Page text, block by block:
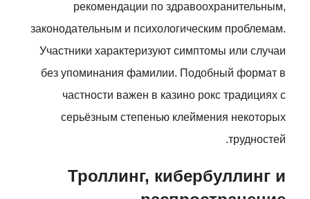
рекомендации по здравоохранительным,
законодательным и психологическим проблемам.
Участники характеризуют симптомы или случаи
без упоминания фамилии. Подобный формат в
частности важен в казино рокс традициях с
серьёзным степенью клеймения некоторых
трудностей.
Троллинг, кибербуллинг и